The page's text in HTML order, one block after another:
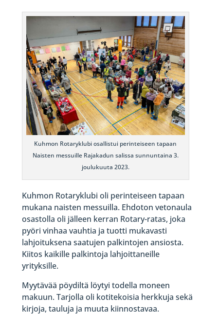
Kuhmon Rotaryklubi osallistui perinteiseen tapaan
Naisten messuille Rajakadun salissa sunnuntaina 3.
joulukuuta 2023.
Kuhmon Rotaryklubi oli perinteiseen tapaan
mukana naisten messuilla. Ehdoton vetonaula
osastolla oli jälleen kerran Rotary-ratas, joka
pyöri vinhaa vauhtia ja tuotti mukavasti
lahjoituksena saatujen palkintojen ansiosta.
Kiitos kaikille palkintoja lahjoittaneille
yrityksille.
Myytävää pöydiltä löytyi todella moneen
makuun. Tarjolla oli kotitekoisia herkkuja sekä
kirjoja, tauluja ja muuta kiinnostavaa.